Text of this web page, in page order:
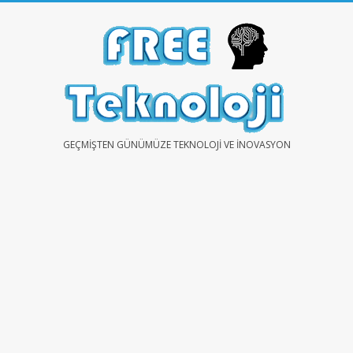
FREEGEÇMIŞTEN GÜNÜMÜZE TEKNOLOJI VE İNOVASYON